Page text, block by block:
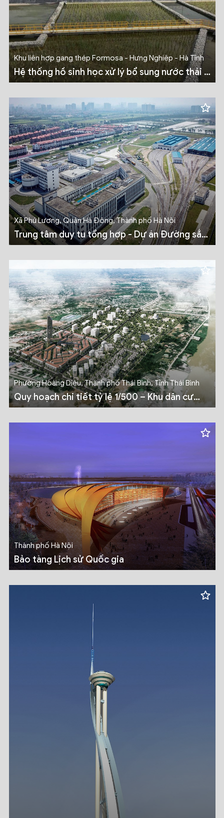
Khu liên hợp gang thép Formosa - Hưng Nghiệp - Hà Tĩnh
Hệ thống hồ sinh học xử lý bổ sung nước thải -
Chỉ thị sinh học và kiểm soát sự cố cho khu
Xã Phú Lương, Quận Hà Đông, Thành phố Hà Nội
Trung tâm duy tu tổng hợp - Dự án Đường sắt
đô thị Hà Nội, tuyến Cát Linh - Hà Đông
Phường Hoàng Diệu, Thành phố Thái Bình, Tỉnh Thái Bình
Quy hoạch chi tiết tỷ lệ 1/500 – Khu dân cư
phía Đông, Đường Võ Nguyên Giáp, Phường
Thành phố Hà Nội
Bảo tàng Lịch sử Quốc gia